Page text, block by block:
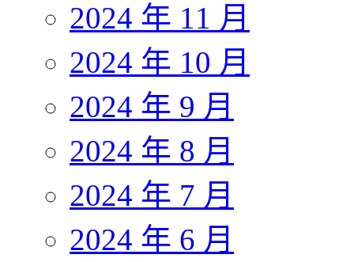
2024 年 11 月
2024 年 10 月
2024 年 9 月
2024 年 8 月
2024 年 7 月
2024 年 6 月